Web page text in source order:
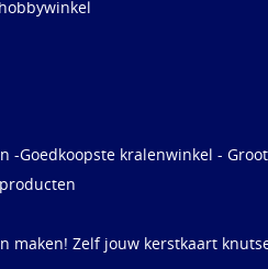
-Goedkoopste kralenwinkel -
maken! Zelf jouw kerstkaart